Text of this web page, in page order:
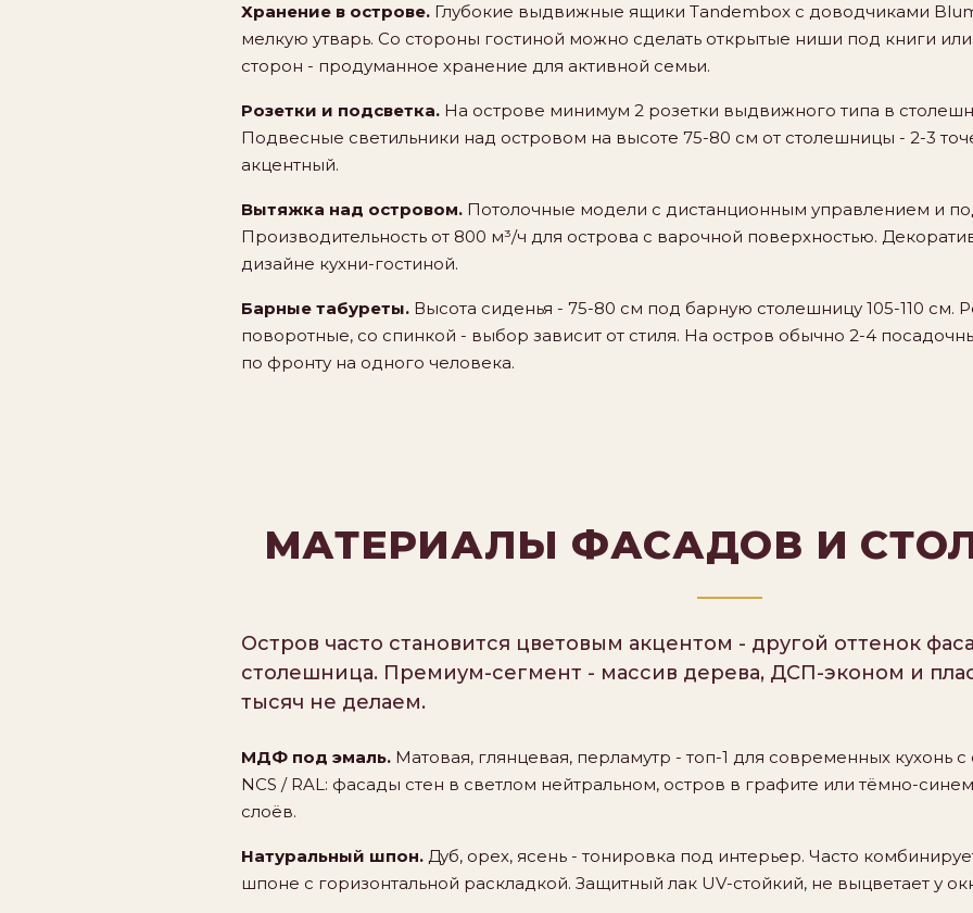
Хранение в острове. Глубокие выдвижные ящики Tandembox с доводчиками
мелкую утварь. Со стороны гостиной можно сделать открытые ниши под книги
сторон - продуманное хранение для активной семьи.
Розетки и подсветка. На острове минимум 2 розетки выдвижного типа в
Подвесные светильники над островом на высоте 75-80 см от столешницы - 2-3
акцентный.
Вытяжка над островом. Потолочные модели с дистанционным управлением и
Производительность от 800 м³/ч для острова с варочной поверхностью.
дизайне кухни-гостиной.
Барные табуреты. Высота сиденья - 75-80 см под барную столешницу 105-110 см.
поворотные, со спинкой - выбор зависит от стиля. На остров обычно 2-4
по фронту на одного человека.
МАТЕРИАЛЫ ФАСАДОВ И
Остров часто становится цветовым акцентом - другой оттенок
столешница. Премиум-сегмент - массив дерева, ДСП-эконом и
тысяч не делаем.
МДФ под эмаль. Матовая, глянцевая, перламутр - топ-1 для современных кухонь
NCS / RAL: фасады стен в светлом нейтральном, остров в графите или тёмно-
слоёв.
Натуральный шпон. Дуб, орех, ясень - тонировка под интерьер. Часто
шпоне с горизонтальной раскладкой. Защитный лак UV-стойкий, не выцветает у